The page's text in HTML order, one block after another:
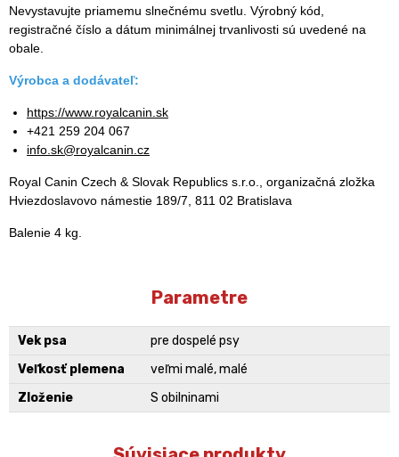
Nevystavujte priamemu slnečnému svetlu. Výrobný kód,
registračné číslo a dátum minimálnej trvanlivosti sú uvedené na
obale.
Výrobca a dodávateľ:
https://www.royalcanin.sk
+421 259 204 067
info.sk@royalcanin.cz
Royal Canin Czech & Slovak Republics s.r.o., organizačná zložka
Hviezdoslavovo námestie 189/7, 811 02 Bratislava
Balenie 4 kg.
Parametre
Vek psa
pre dospelé psy
Veľkosť plemena
veľmi malé, malé
Zloženie
S obilninami